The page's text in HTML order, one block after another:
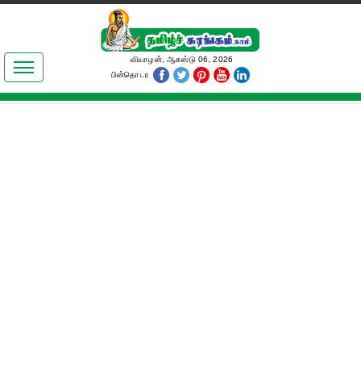
இலக்கியங்கள்
தமிழ் உலகம்
வியாழன், ஆகஸ்டு 06, 2026
பின்தொடர